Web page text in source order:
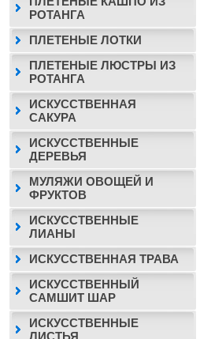
РОТАНГА
ПЛЕТЕНЫЕ ЛОТКИ
ПЛЕТЕНЫЕ ЛЮСТРЫ ИЗ
РОТАНГА
ИСКУССТВЕННАЯ
САКУРА
ИСКУССТВЕННЫЕ
ДЕРЕВЬЯ
МУЛЯЖИ ОВОЩЕЙ И
ФРУКТОВ
ИСКУССТВЕННЫЕ
ЛИАНЫ
ИСКУССТВЕННАЯ ТРАВА
ИСКУССТВЕННЫЙ
САМШИТ ШАР
ИСКУССТВЕННЫЕ
ЛИСТЬЯ